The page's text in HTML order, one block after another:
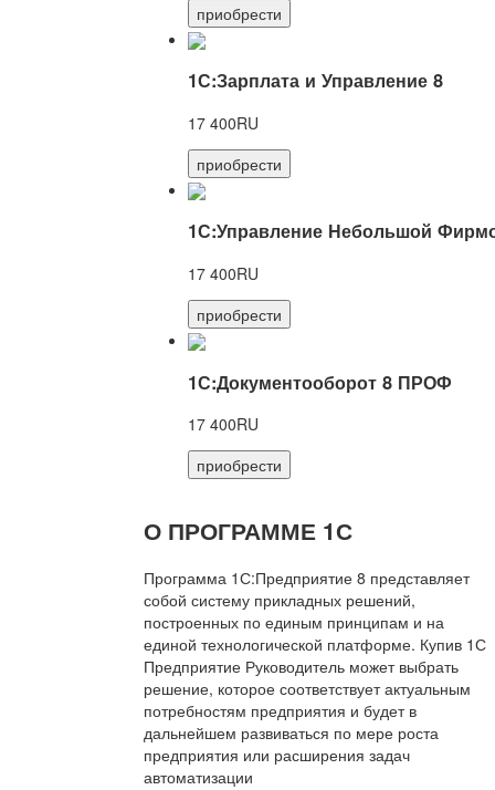
приобрести
1С:Зарплата и Управление 8
17 400RU
приобрести
1С:Управление Небольшой
17 400RU
приобрести
1С:Документооборот 8 ПРОФ
17 400RU
приобрести
О ПРОГРАММЕ 1С
Программа 1С:Предприятие 8 представляет
собой систему прикладных решений,
построенных по единым принципам и на
единой технологической платформе. Купив 1С
Предприятие Руководитель может выбрать
решение, которое соответствует актуальным
потребностям предприятия и будет в
дальнейшем развиваться по мере роста
предприятия или расширения задач
автоматизации